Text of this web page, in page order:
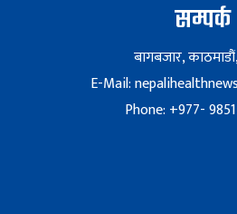
सम्पर्क
बागबजार,
E-Mail:
Phone: +977-